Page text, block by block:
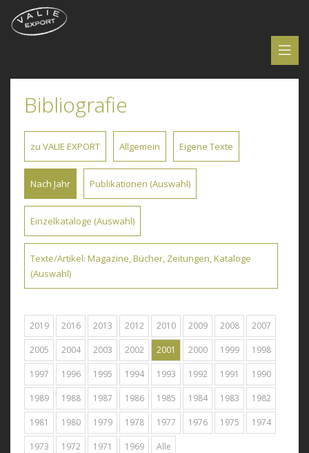
Bibliografie
zu VALIE EXPORT Allgemein Eigene Texte
Nach Jahr Publikationen (Auswahl)
Einzelkataloge (Auswahl)
Texte/Artikel: Magazine, Bücher, Zeitungen, Kataloge
(Auswahl)
2019 2016 2013 2012 2010 2009 2008 2007
2005 2004 2003 2002 2001 2000 1999 1998
1997 1996 1995 1994 1993 1992 1991 1990
1989 1988 1987 1986 1985 1984 1983 1982
1981 1980 1979 1978 1977 1976 1975 1974
1973 1972 1971 1969 Alle